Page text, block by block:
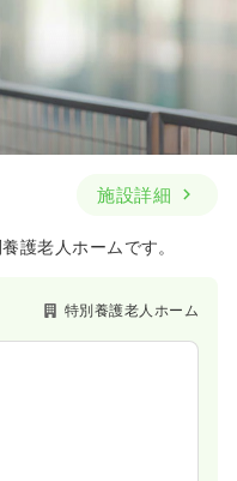
施設詳細
護老人ホームです。
特別養護老人ホーム